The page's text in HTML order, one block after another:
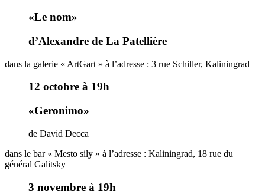
«Le nom»
d’Alexandre de La Patellière
dans la galerie « ArtGart » à l’adresse : 3 rue Schiller, Kaliningrad
12 octobre à 19h
«Geronimo»
de David Decca
dans le bar « Mesto sily » à l’adresse : Kaliningrad, 18 rue du
général Galitsky
3 novembre à 19h